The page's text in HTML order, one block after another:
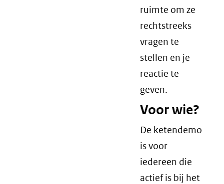
ruimte om ze
rechtstreeks
vragen te
stellen en je
reactie te
geven.
Voor wie?
De ketendemo
is voor
iedereen die
actief is bij het